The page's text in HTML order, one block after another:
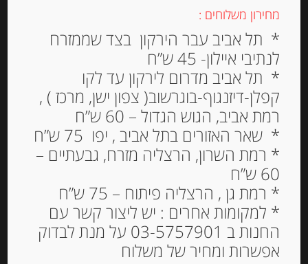
תערובת ירקות, פטריות
וצ’ילי בנוסח קלאבריה 285
גרם BOMBA REGGINA
CALABRIA MIA
מחירון משלוחים :
* תל אביב עבר הירקון בצד שממזרח
לנתיבי איילון- 45 ש”ח
* תל אביב מדרום לירקון עד לקו
קפלן-דיזנגוף-בוגרשוב( צפון ישן, מרכז ) ,
רמת אביב, הגוש הגדול – 60 ש”ח
* שאר האזורים בתל אביב , יפו 75 ש”ח
* רמת השרון, הרצליה מזרח, גבעתיים –
60 ש”ח
* רמת גן , הרצליה פיתוח – 75 ש”ח
* למקומות אחרים : יש ליצור קשר עם
החנות ב 03-5757901 על מנת לבדוק
אפשרות ומחיר של משלוח